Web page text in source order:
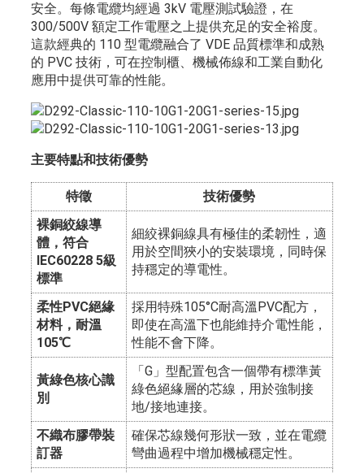
安全。每條電纜均經過 3kV 電壓測試驗證，在
300/500V 額定工作電壓之上提供充足的安全裕度。
這款經典的 110 型電纜融合了 VDE 品質標準和成熟
的 PVC 技術，可在控制櫃、機械佈線和工業自動化
應用中提供可靠的性能。
主要特點和技術優勢
特徵
技術優勢
裸銅絞線導
體，符合
IEC60228 5級
標準
細絞裸銅線具有極佳的柔韌性，適
用於空間狹小的安裝環境，同時保
持穩定的導電性。
柔性PVC絕緣
材料，耐溫
105℃
採用特殊105°C耐高溫PVC配方，
即使在高溫下也能維持介電性能，
性能不會下降。
黃綠色核心識
別
「G」型配置包含一個帶有標準黃
綠色絕緣層的芯線，用於強制接
地/接地連接。
不織布膠帶裝
訂器
確保芯線幾何形狀一致，並在電纜
彎曲過程中增加機械穩定性。